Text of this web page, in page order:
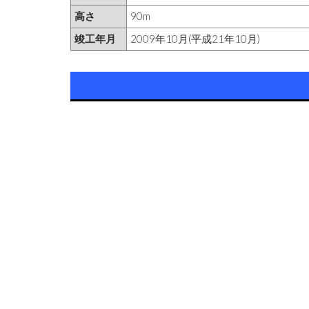
高さ
90m
竣工年月
2009年10月(平成21年10月)